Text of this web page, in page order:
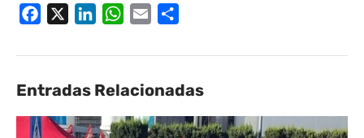
Facebook LinkedInWhatsApp
Email
Entradas Relacionadas